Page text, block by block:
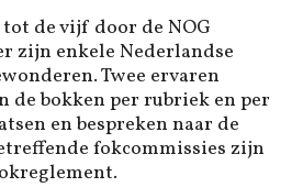
de vijf door de NOG
zijn enkele Nederlandse
Twee ervaren
de bokken per rubriek en per
en bespreken naar de
fokcommissies zijn